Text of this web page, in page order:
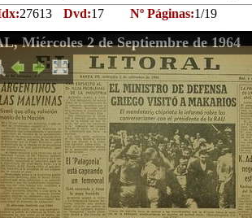
27613 Dvd:17 Nº Páginas:1/19
Miércoles 2 de Septiembre de 1964